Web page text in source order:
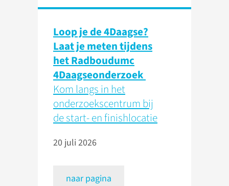
Loop je de 4Daagse?
Laat je meten tijdens
het Radboudumc
4Daagseonderzoek
Kom langs in het
onderzoekscentrum bij
de start- en finishlocatie
20 juli 2026
naar pagina